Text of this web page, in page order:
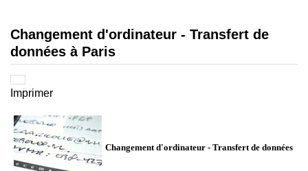
Changement d'ordinateur - Transfert de
données à Paris
Imprimer
Changement d'ordinateur - Transfert de données